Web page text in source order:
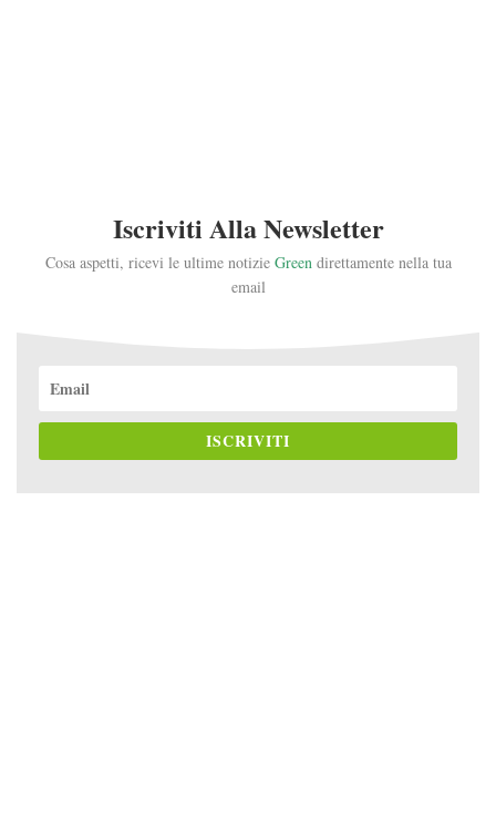
Iscriviti Alla Newsletter
Cosa aspetti, ricevi le ultime notizie Greendirettamente nella tua
email
ISCRIVITI